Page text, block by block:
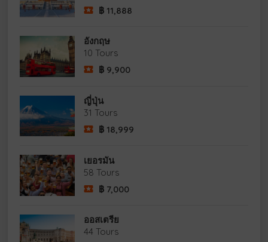
฿ 11,888
อังกฤษ
10 Tours
฿ 9,900
ญี่ปุ่น
31 Tours
฿ 18,999
เยอรมัน
58 Tours
฿ 7,000
ออสเตรีย
44 Tours